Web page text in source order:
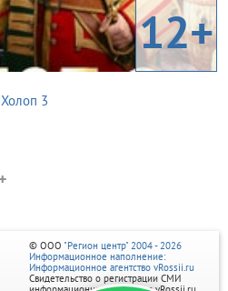
12+
Холоп 3
© ООО "Регион центр" 2004 - 2026
Информационное наполнение:
Информационное агентство vRossii.ru
Свидетельство о регистрации СМИ